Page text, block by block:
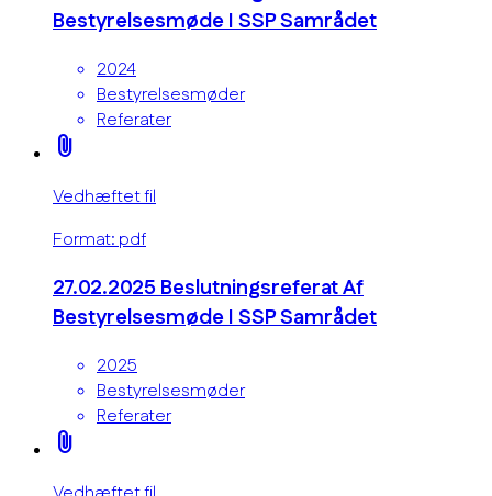
Bestyrelsesmøde I SSP Samrådet
2024
Bestyrelsesmøder
Referater
attach_file
Vedhæftet fil
Format: pdf
27.02.2025 Beslutningsreferat Af
Bestyrelsesmøde I SSP Samrådet
2025
Bestyrelsesmøder
Referater
attach_file